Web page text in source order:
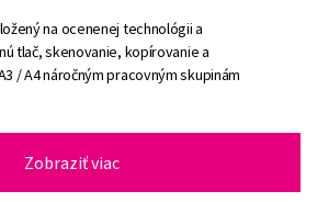
na ocenenej technológii a
tlač, skenovanie, kopírovanie a
/ A4 náročným pracovným skupinám
Zobraziť viac